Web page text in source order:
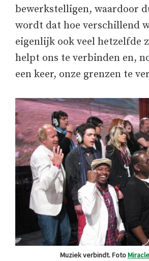
bewerkstelligen, waardoor
wordt dat hoe verschillend
eigenlijk ook veel hetzelfde
helpt ons te verbinden en,
een keer, onze grenzen te
Muziek verbindt. Foto